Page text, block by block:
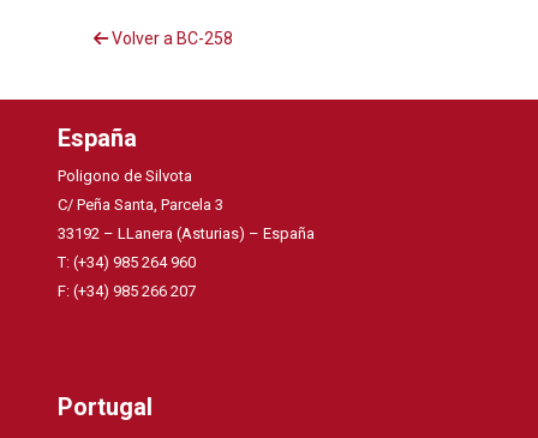
Volver a BC-258
España
Poligono de Silvota
C/ Peña Santa, Parcela 3
33192 – LLanera (Asturias) – España
T: (+34) 985 264 960
F: (+34) 985 266 207
Portugal